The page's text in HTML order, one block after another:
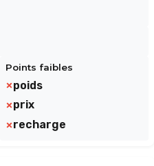
Points faibles
poids
prix
recharge